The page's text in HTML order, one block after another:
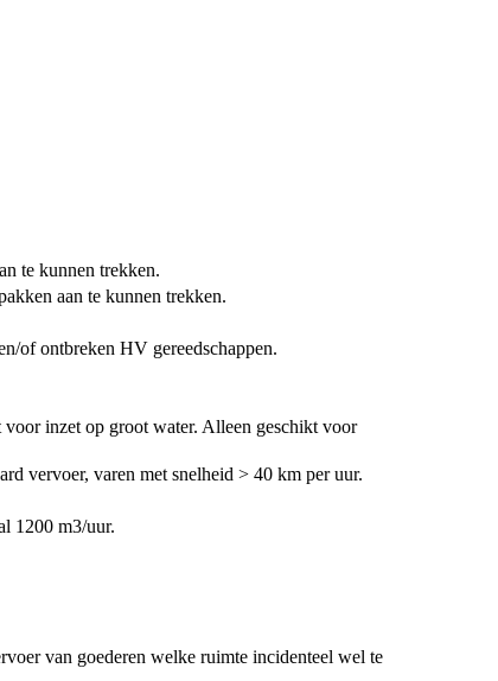
te kunnen trekken.
aan te kunnen trekken.
of ontbreken HV gereedschappen.
inzet op groot water. Alleen geschikt voor
vervoer, varen met snelheid > 40 km per uur.
1200 m3/uur.
van goederen welke ruimte incidenteel wel te